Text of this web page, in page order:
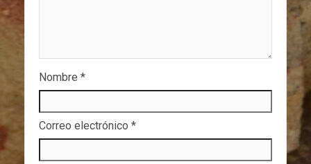
Nombre *
Correo electrónico *